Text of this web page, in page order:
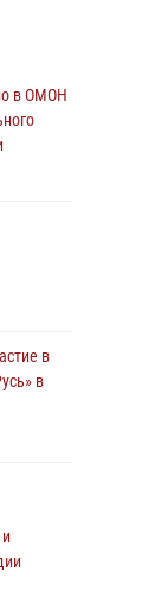
двух
108-й
армии
в ОМОН
в
в